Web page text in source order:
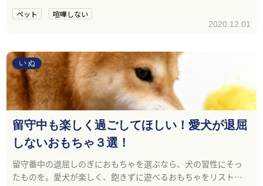
にしてくださいね。
ペット 喧嘩しない
2020.12.01
いぬ
留守中も楽しく過ごしてほしい！愛犬が退屈
しないおもちゃ３選！
留守番中の退屈しのぎにおもちゃを選ぶなら、犬の習性にそっ
たものを。愛犬が楽しく、飽きずに遊べるおもちゃをリストア